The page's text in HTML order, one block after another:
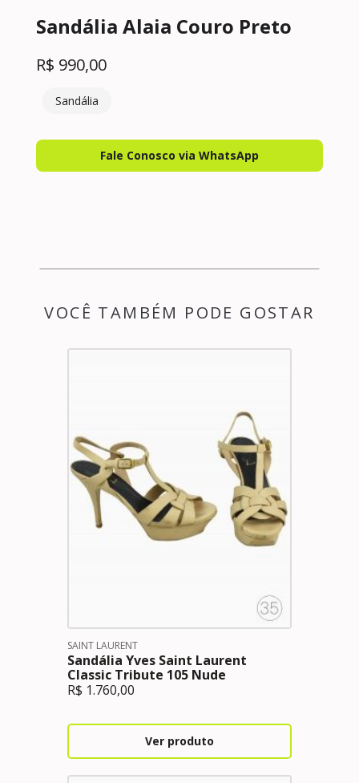
Sandália Alaia Couro Preto
R$ 990,00
Sandália
Fale Conosco via WhatsApp
VOCÊ TAMBÉM PODE GOSTAR
SAINT LAURENT
Sandália Yves Saint Laurent
Classic Tribute 105 Nude
R$ 1.760,00
Ver produto